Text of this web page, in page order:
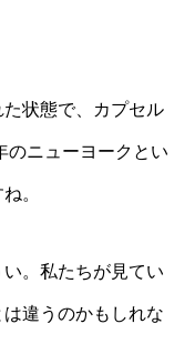
状態で、カプセル
のニューヨークとい
。
。私たちが見てい
違うのかもしれな